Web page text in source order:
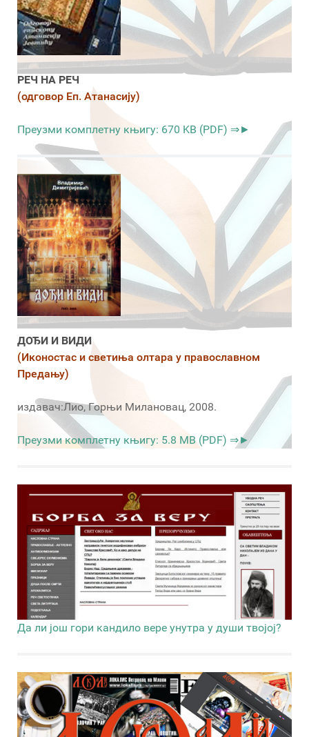
РЕЧ НА РЕЧ
(одговор Еп. Атанасију)
Преузми комплетну књигу: 670 KB (PDF) ⇒►
ДОЂИ И ВИДИ
(Иконостас и светиња олтара у православном
Предању)
издавач:Лио, Горњи Милановац, 2008.
Преузми комплетну књигу: 5.8 MB (PDF) ⇒►
Да ли још гори кандило вере унутра у души твојој?